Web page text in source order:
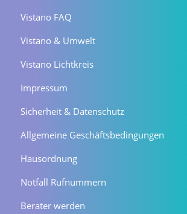
Vistano FAQ
Vistano & Umwelt
Vistano Lichtkreis
Impressum
Sicherheit & Datenschutz
Allgemeine Geschäftsbedingungen
Hausordnung
Notfall Rufnummern
Berater werden